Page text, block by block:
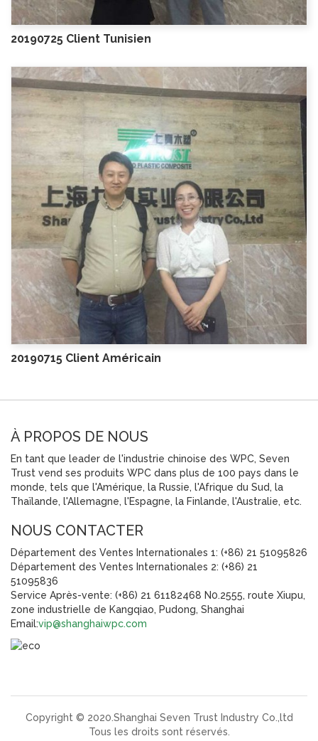
20190725 Client Tunisien
20190715 Client Américain
À PROPOS DE NOUS
En tant que leader de l'industrie chinoise des WPC, Seven
Trust vend ses produits WPC dans plus de 100 pays dans le
monde, tels que l'Amérique, la Russie, l'Afrique du Sud, la
Thaïlande, l'Allemagne, l'Espagne, la Finlande, l'Australie, etc.
NOUS CONTACTER
Département des Ventes Internationales 1: (+86) 21 51095826
Département des Ventes Internationales 2: (+86) 21
51095836
Service Après-vente: (+86) 21 61182468 N0.2555, route Xiupu,
zone industrielle de Kangqiao, Pudong, Shanghai
Email:vip@shanghaiwpc.com
Copyright © 2020.Shanghai Seven Trust Industry Co.,ltd
Tous les droits sont réservés.